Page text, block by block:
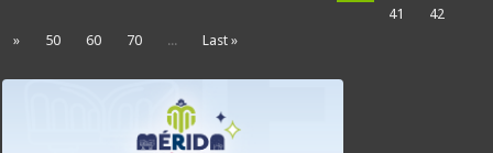
41
42
»
50 60 70 ... Last »